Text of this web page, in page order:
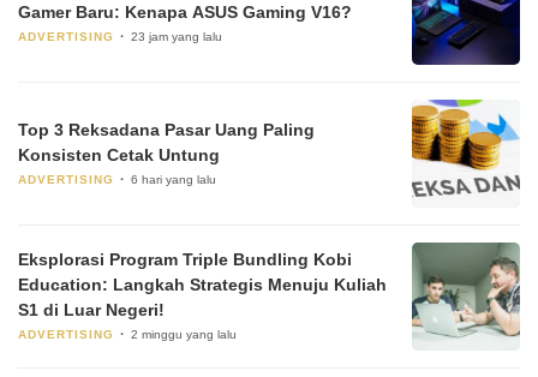
Gamer Baru: Kenapa ASUS Gaming V16?
ADVERTISING 23 jam yang lalu
Top 3 Reksadana Pasar Uang Paling
Konsisten Cetak Untung
ADVERTISING 6 hari yang lalu
Eksplorasi Program Triple Bundling Kobi
Education: Langkah Strategis Menuju Kuliah
S1 di Luar Negeri!
ADVERTISING 2 minggu yang lalu